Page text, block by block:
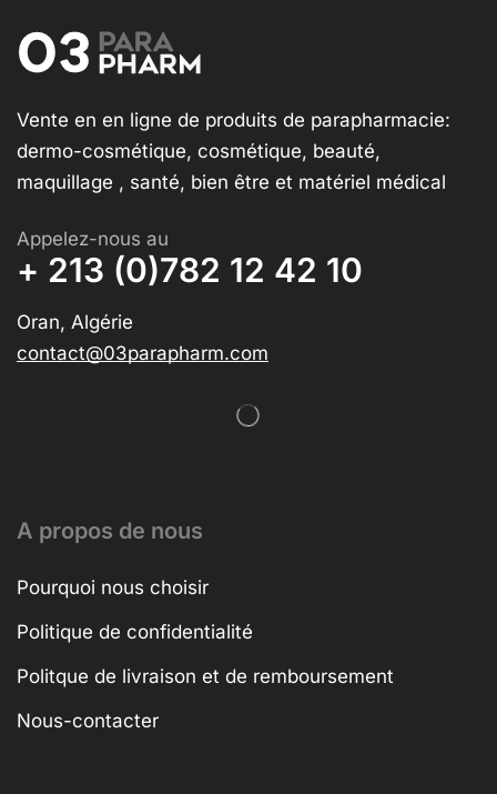
Vente en en ligne de produits de parapharmacie:
dermo-cosmétique, cosmétique, beauté,
maquillage , santé, bien être et matériel médical
Appelez-nous au
+ 213 (0)782 12 42 10
Oran, Algérie
contact@03parapharm.com
A propos de nous
Pourquoi nous choisir
Politique de confidentialité
Politque de livraison et de remboursement
Nous-contacter